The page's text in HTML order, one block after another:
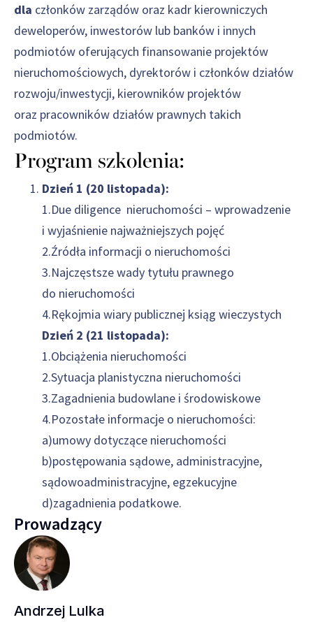
Prowadzący
Andrzej Lulka
dla członków zarządów oraz kadr kierowniczych
deweloperów, inwestorów lub banków i innych
podmiotów oferujących finansowanie projektów
nieruchomościowych, dyrektorów i członków działów
rozwoju/inwestycji, kierowników projektów
oraz pracowników działów prawnych takich
podmiotów.
Program szkolenia:
Dzień 1 (20 listopada):
1.Due diligence nieruchomości – wprowadzenie
i wyjaśnienie najważniejszych pojęć
2.Źródła informacji o nieruchomości
3.Najczęstsze wady tytułu prawnego
do nieruchomości
4.Rękojmia wiary publicznej ksiąg wieczystych
Dzień 2 (21 listopada):
1.Obciążenia nieruchomości
2.Sytuacja planistyczna nieruchomości
3.Zagadnienia budowlane i środowiskowe
4.Pozostałe informacje o nieruchomości:
a)umowy dotyczące nieruchomości
b)postępowania sądowe, administracyjne,
sądowoadministracyjne, egzekucyjne
d)zagadnienia podatkowe.